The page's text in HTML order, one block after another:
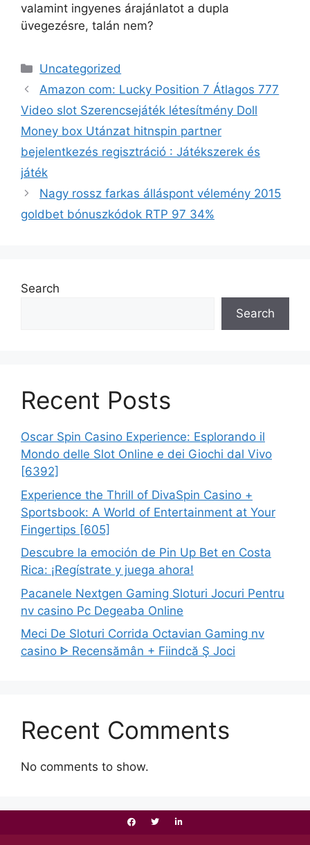
valamint ingyenes árajánlatot a dupla
üvegezésre, talán nem?
Uncategorized
Amazon com: Lucky Position 7 Átlagos 777
Video slot Szerencsejáték létesítmény Doll
Money box Utánzat hitnspin partner
bejelentkezés regisztráció : Játékszerek és
játék
Nagy rossz farkas álláspont vélemény 2015
goldbet bónuszkódok RTP 97 34%
Search
Search
Recent Posts
Oscar Spin Casino Experience: Esplorando il
Mondo delle Slot Online e dei Giochi dal Vivo
[6392]
Experience the Thrill of DivaSpin Casino +
Sportsbook: A World of Entertainment at Your
Fingertips [605]
Descubre la emoción de Pin Up Bet en Costa
Rica: ¡Regístrate y juega ahora!
Pacanele Nextgen Gaming Sloturi Jocuri Pentru
nv casino Pc Degeaba Online
Meci De Sloturi Corrida Octavian Gaming nv
casino ᐈ Recensămân + Fiindcă Ş Joci
Recent Comments
No comments to show.